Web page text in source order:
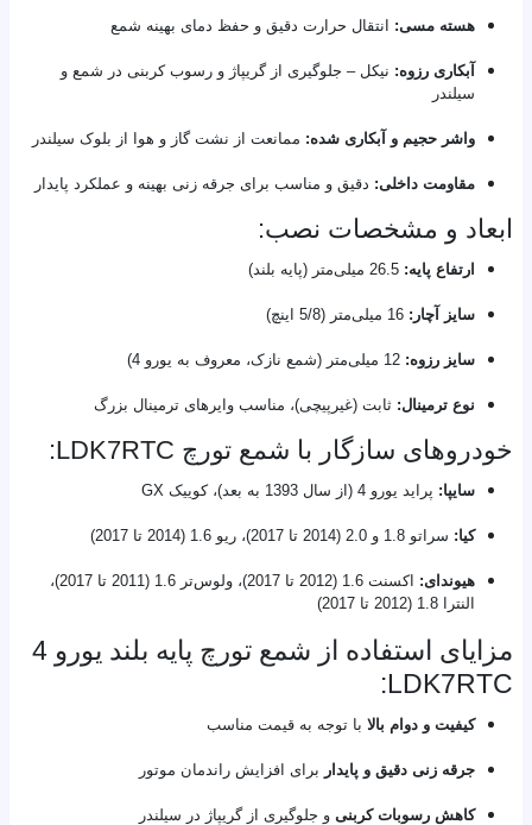
هسته مسی: انتقال حرارت دقیق و حفظ دمای بهینه شمع
آبکاری رزوه: نیکل – جلوگیری از گریپاژ و رسوب کربنی در شمع و
سیلندر
واشر حجیم و آبکاری شده: ممانعت از نشت گاز و هوا از بلوک سیلندر
مقاومت داخلی: دقیق و مناسب برای جرقه زنی بهینه و عملکرد پایدار
ابعاد و مشخصات نصب:
ارتفاع پایه:
سایز آچار:
سایز رزوه:
نوع ترمینال: ثابت (غیرپیچی)، مناسب وایرهای ترمینال بزرگ
خودروهای سازگار با شمع تورچ LDK7RTC:
سایپا: پراید یورو 4 (از سال 1393 به بعد)، کوییک GX
کیا: سراتو 1.8 و 2.0 (2014 تا 2017)، ریو 1.6 (2014 تا 2017)
هیوندای:
اکسنت 1.6 (2012 تا 2017)، ولوس‌تر 1.6 (2011 تا 2017)،
النترا 1.8 (2012 تا 2017)
مزایای استفاده از شمع تورچ پایه بلند یورو 4
LDK7RTC:
کیفیت و دوام بالا با توجه به قیمت مناسب
جرقه زنی دقیق و پایدار برای افزایش راندمان موتور
کاهش رسوبات کربنی و جلوگیری از گریپاژ در سیلندر